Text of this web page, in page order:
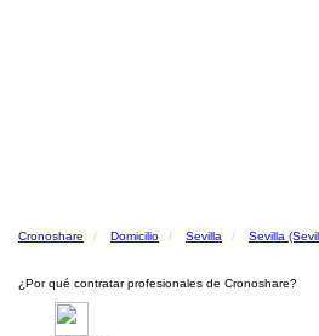
Cronoshare Domicilio Sevilla Sevilla
¿Por qué contratar profesionales de Cronoshare?